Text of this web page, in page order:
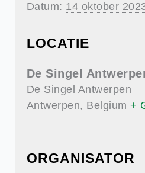
Datum: 14 oktober
LOCATIE
De Singel
De Singel Antwerpen
Antwerpen, Belgium +
ORGANISATOR